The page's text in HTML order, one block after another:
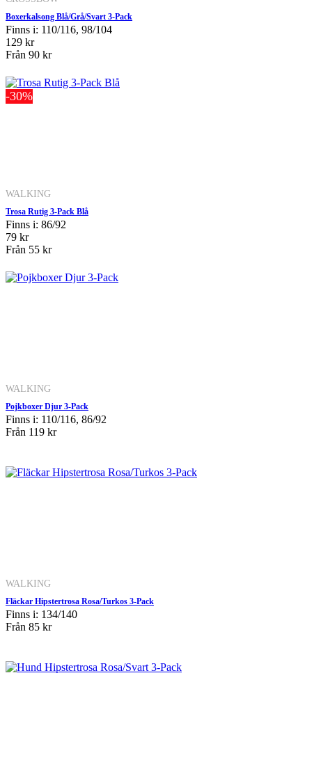
Boxerkalsong Blå/Grå/Svart 3-Pack
Finns i: 110/116, 98/104
129 kr
Från 90 kr
-30%
WALKING
Trosa Rutig 3-Pack Blå
Finns i: 86/92
79 kr
Från 55 kr
WALKING
Pojkboxer Djur 3-Pack
Finns i: 110/116, 86/92
Från 119 kr
WALKING
Fläckar Hipstertrosa Rosa/Turkos 3-Pack
Finns i: 134/140
Från 85 kr